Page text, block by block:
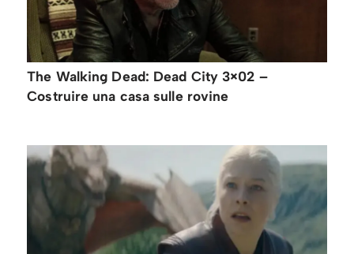
The Walking Dead: Dead City 3×02 –
Costruire una casa sulle rovine